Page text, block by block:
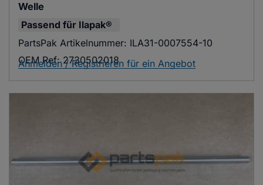
Welle
Passend für Ilapak®
PartsPak Artikelnummer: ILA31-0007554-10
OEM Ref: 2730502018
Anmelden / Registrieren für ein Angebot